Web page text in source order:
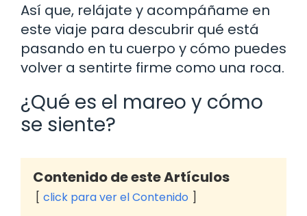
Así que, relájate y acompáñame en
este viaje para descubrir qué está
pasando en tu cuerpo y cómo puedes
volver a sentirte firme como una roca.
¿Qué es el mareo y cómo
se siente?
Contenido de este Artículos
click para ver el Contenido